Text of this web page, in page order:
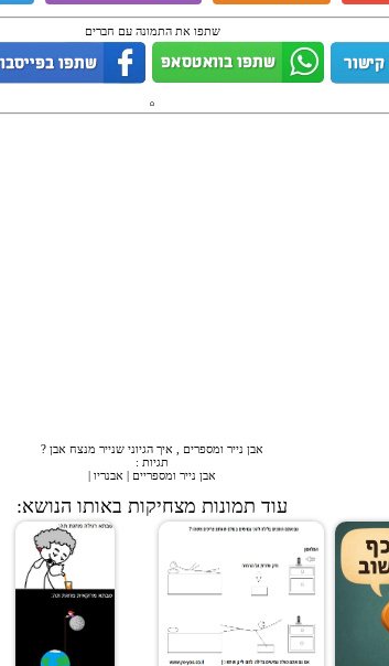
שתפו את התמונה עם חברים
אבן נייר ומספרים , איך הגיוני שנייר מנצח אבן ?
תגיות :
אבן נייר ומספריים | אבנריו |
עוד תמונות מצחיקות באותו הנושא: